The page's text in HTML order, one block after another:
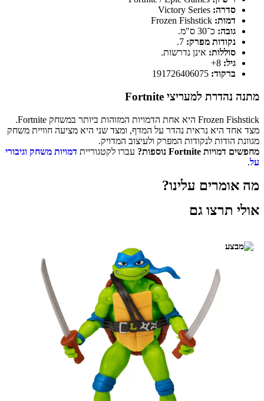
סדרה:
דמות:
גובה: כ־30 ס"מ.
נקודות מפרק:
סוללות: אינן נדרשות.
גיל:
ברקוד:
מתנה נהדרת למעריצי Fortnite
Frozen Fishstick היא אחת הדמויות המזוהות ביותר במשחק Fortnite.
מצד אחד היא נראית נהדר על המדף, ומצד שני היא מציעה חוויית משחק
מגוונת הודות לנקודות המפרק ולעיצוב המדויק.
מחפשים דמויות Fortnite נוספות?
עברו לקטגוריית דמויות משחק וגיבורי
על.
מה אומרים עלינו?
אולי תרצו גם